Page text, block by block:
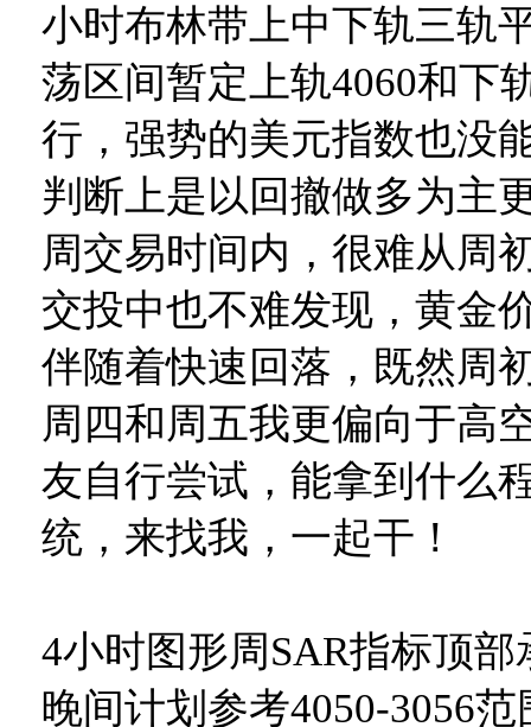
小时布林带上中下轨三轨
荡区间暂定上轨4060和下
行，强势的美元指数也没
判断上是以回撤做多为主
周交易时间内，很难从周
交投中也不难发现，黄金
伴随着快速回落，既然周
周四和周五我更偏向于高
友自行尝试，能拿到什么
统，来找我，一起干！
4小时图形周SAR指标顶部
晚间计划参考4050-3056